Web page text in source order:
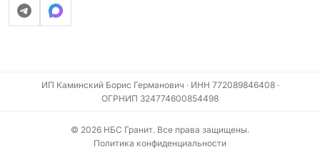
ИП Каминский Борис Германович · ИНН 772089846408 ·
ОГРНИП 324774600854498
© 2026 НБС Гранит. Все права защищены.
Политика конфиденциальности